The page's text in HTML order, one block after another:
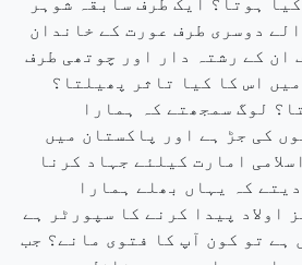
دوسری طرف عورت کے خاندان
ان کے رشتہ دار اور چوتھی طرف
اس کا کیا تاثر پھیلتا؟
لوگ سمجھتے کہ ہمارا
کی جڑ ہے اور پاکستان میں
امارت کیلئے جہاد کرنا
کہ یہاں بھلے ہمارا
اولاد پیدا کرنے کا سپورٹر ہے
ہے تو کون آپ کا فتوی مانے؟ جب